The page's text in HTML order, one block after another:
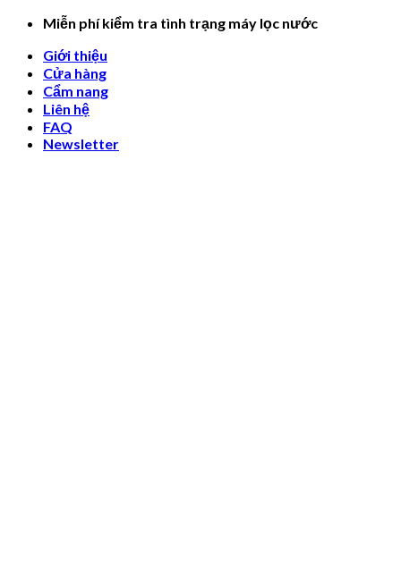
Skip
content
Miễn phí kiểm tra tình trạng máy lọc nước
Giới thiệu
Cửa hàng
Cẩm nang
Liên hệ
FAQ
Newsletter